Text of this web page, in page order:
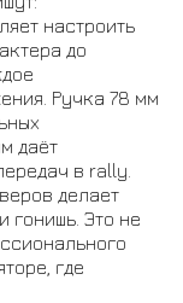
настроить
до
Ручка 78 мм
даёт
в rally.
делает
гонишь. Это не
где